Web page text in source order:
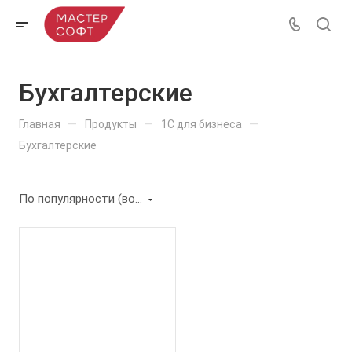
Бухгалтерские
Главная — Продукты — 1С для бизнеса —
Бухгалтерские
По популярности (возрастание)